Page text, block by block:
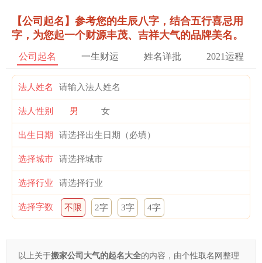
【公司起名】参考您的生辰八字，结合五行喜忌用
字，为您起一个财源丰茂、吉祥大气的品牌美名。
公司起名 一生财运 姓名详批 2021运程
法人姓名
法人性别 男 女
出生日期
选择城市
选择行业
选择字数 不限 2字 3字 4字
以上关于搬家公司大气的起名大全的内容，由个性取名网整理